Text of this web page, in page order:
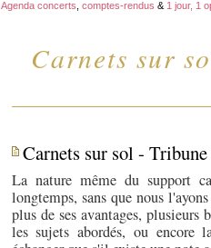
Carnets sur
Agenda concerts comptes-rendus & 1 jour, 1
Carnets sur sol -
La nature même du support
longtemps, sans que nous
plus de ses avantages,
les sujets abordés, ou encore